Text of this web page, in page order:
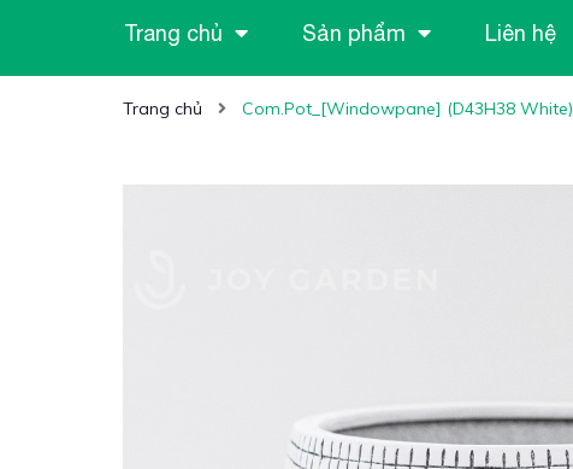
Trang chủ Sản phẩm Liên hệ
Trang chủ Com.Pot_[Windowpane] (D43H38 White)